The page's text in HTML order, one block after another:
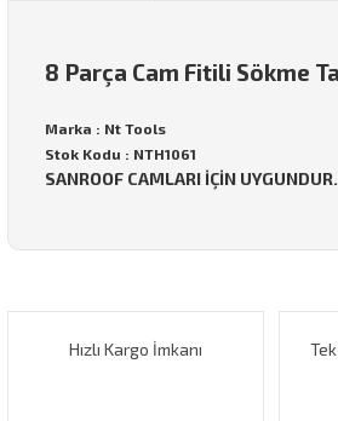
8 Parça Cam Fitili Sökme
Marka : Nt Tools
Stok Kodu : NTH1061
SANROOF CAMLARI İÇİN UYGUNDUR.
Görüş ve önerileriniz için teşekkür
Hızlı Kargo İmkanı